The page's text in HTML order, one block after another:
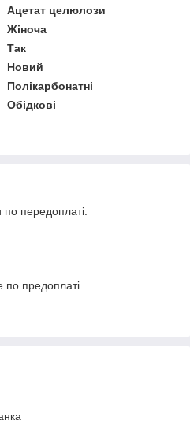
Ацетат целюлози
Жіноча
Так
Новий
Полікарбонатні
Обідкові
по передоплаті.
по предоплаті